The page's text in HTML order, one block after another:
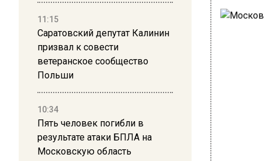
11:15
Саратовский депутат Калинин
призвал к совести
ветеранское сообщество
Польши
10:34
Пять человек погибли в
результате атаки БПЛА на
Московскую область